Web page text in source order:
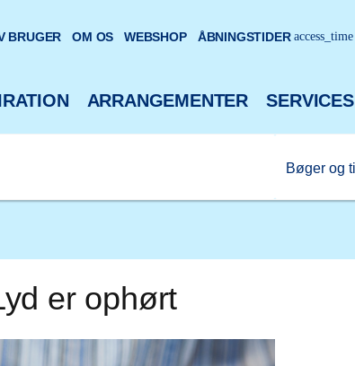
ARRANGEMENTER SERVICES
BRUGER OM OS WEBSHOP ÅBNINGSTIDER access_time
er ophørt